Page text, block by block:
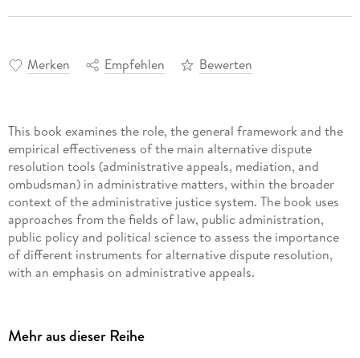
Merken Empfehlen Bewerten
This book examines the role, the general framework and the
empirical effectiveness of the main alternative dispute
resolution tools (administrative appeals, mediation, and
ombudsman) in administrative matters, within the broader
context of the administrative justice system. The book uses
approaches from the fields of law, public administration,
public policy and political science to assess the importance
of different instruments for alternative dispute resolution,
with an emphasis on administrative appeals.
Inhaltsverzeichnis
Mehr aus dieser Reihe